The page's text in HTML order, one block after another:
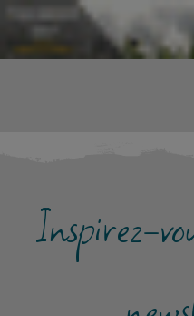
Inspirez-